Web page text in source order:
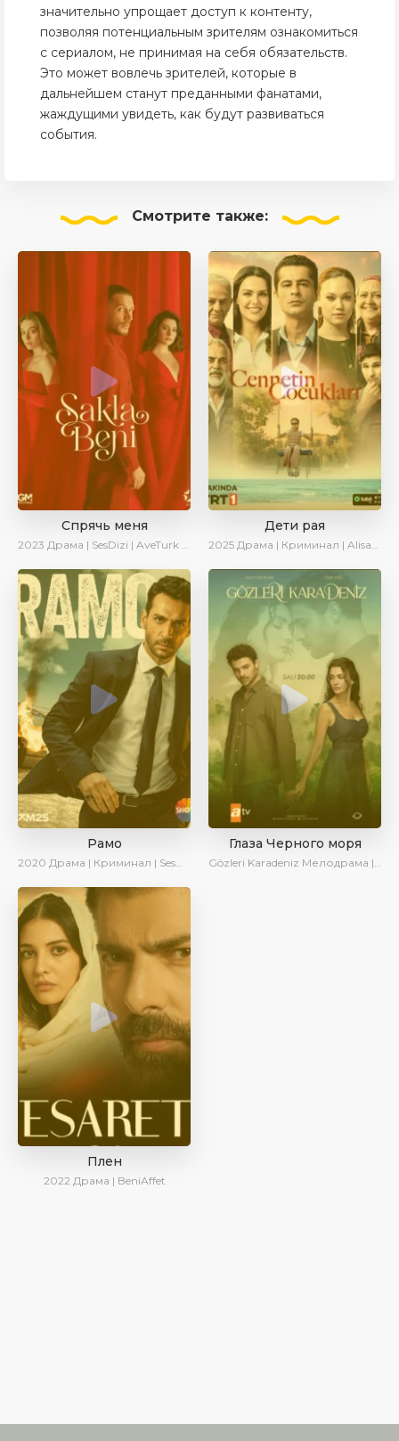
значительно упрощает доступ к контенту,
позволяя потенциальным зрителям ознакомиться
с сериалом, не принимая на себя обязательств.
Это может вовлечь зрителей, которые в
дальнейшем станут преданными фанатами,
жаждущими увидеть, как будут развиваться
события.
Смотрите также:
Спрячь меня
2023 Драма | SesDizi | AveTurk | AlisaDirilis | Сериалы 2023
Дети рая
2025 Драма | Криминал | AlisaDirilis | Новинки | Сериалы 2025
Рамо
2020 Драма | Криминал | SesDizi | Ирина Котова
Глаза Черного моря
Gözleri Karadeniz Мелодрама | Драма | Новинки | Сериалы 2025
Плен
2022 Драма | BeniAffet